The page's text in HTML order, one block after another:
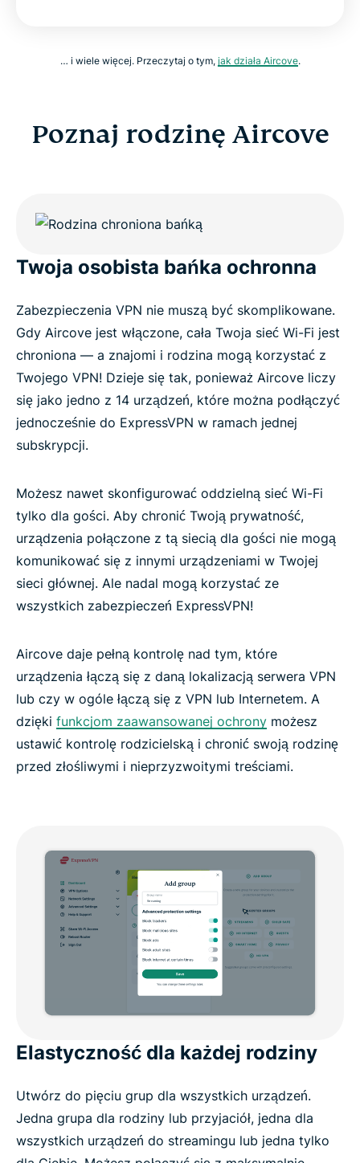
… i wiele więcej. Przeczytaj o tym, jak działa Aircove.
Poznaj rodzinę Aircove
Twoja osobista bańka ochronna
Zabezpieczenia VPN nie muszą być skomplikowane.
Gdy Aircove jest włączone, cała Twoja sieć Wi-Fi jest
chroniona — a znajomi i rodzina mogą korzystać z
Twojego VPN! Dzieje się tak, ponieważ Aircove liczy
się jako jedno z 14 urządzeń, które można podłączyć
jednocześnie do ExpressVPN w ramach jednej
subskrypcji.
Możesz nawet skonfigurować oddzielną sieć Wi-Fi
tylko dla gości. Aby chronić Twoją prywatność,
urządzenia połączone z tą siecią dla gości nie mogą
komunikować się z innymi urządzeniami w Twojej
sieci głównej. Ale nadal mogą korzystać ze
wszystkich zabezpieczeń ExpressVPN!
Aircove daje pełną kontrolę nad tym, które
urządzenia łączą się z daną lokalizacją serwera VPN
lub czy w ogóle łączą się z VPN lub Internetem. A
dzięki funkcjom zaawansowanej ochrony możesz
ustawić kontrolę rodzicielską i chronić swoją rodzinę
przed złośliwymi i nieprzyzwoitymi treściami.
Elastyczność dla każdej rodziny
Utwórz do pięciu grup dla wszystkich urządzeń.
Jedna grupa dla rodziny lub przyjaciół, jedna dla
wszystkich urządzeń do streamingu lub jedna tylko